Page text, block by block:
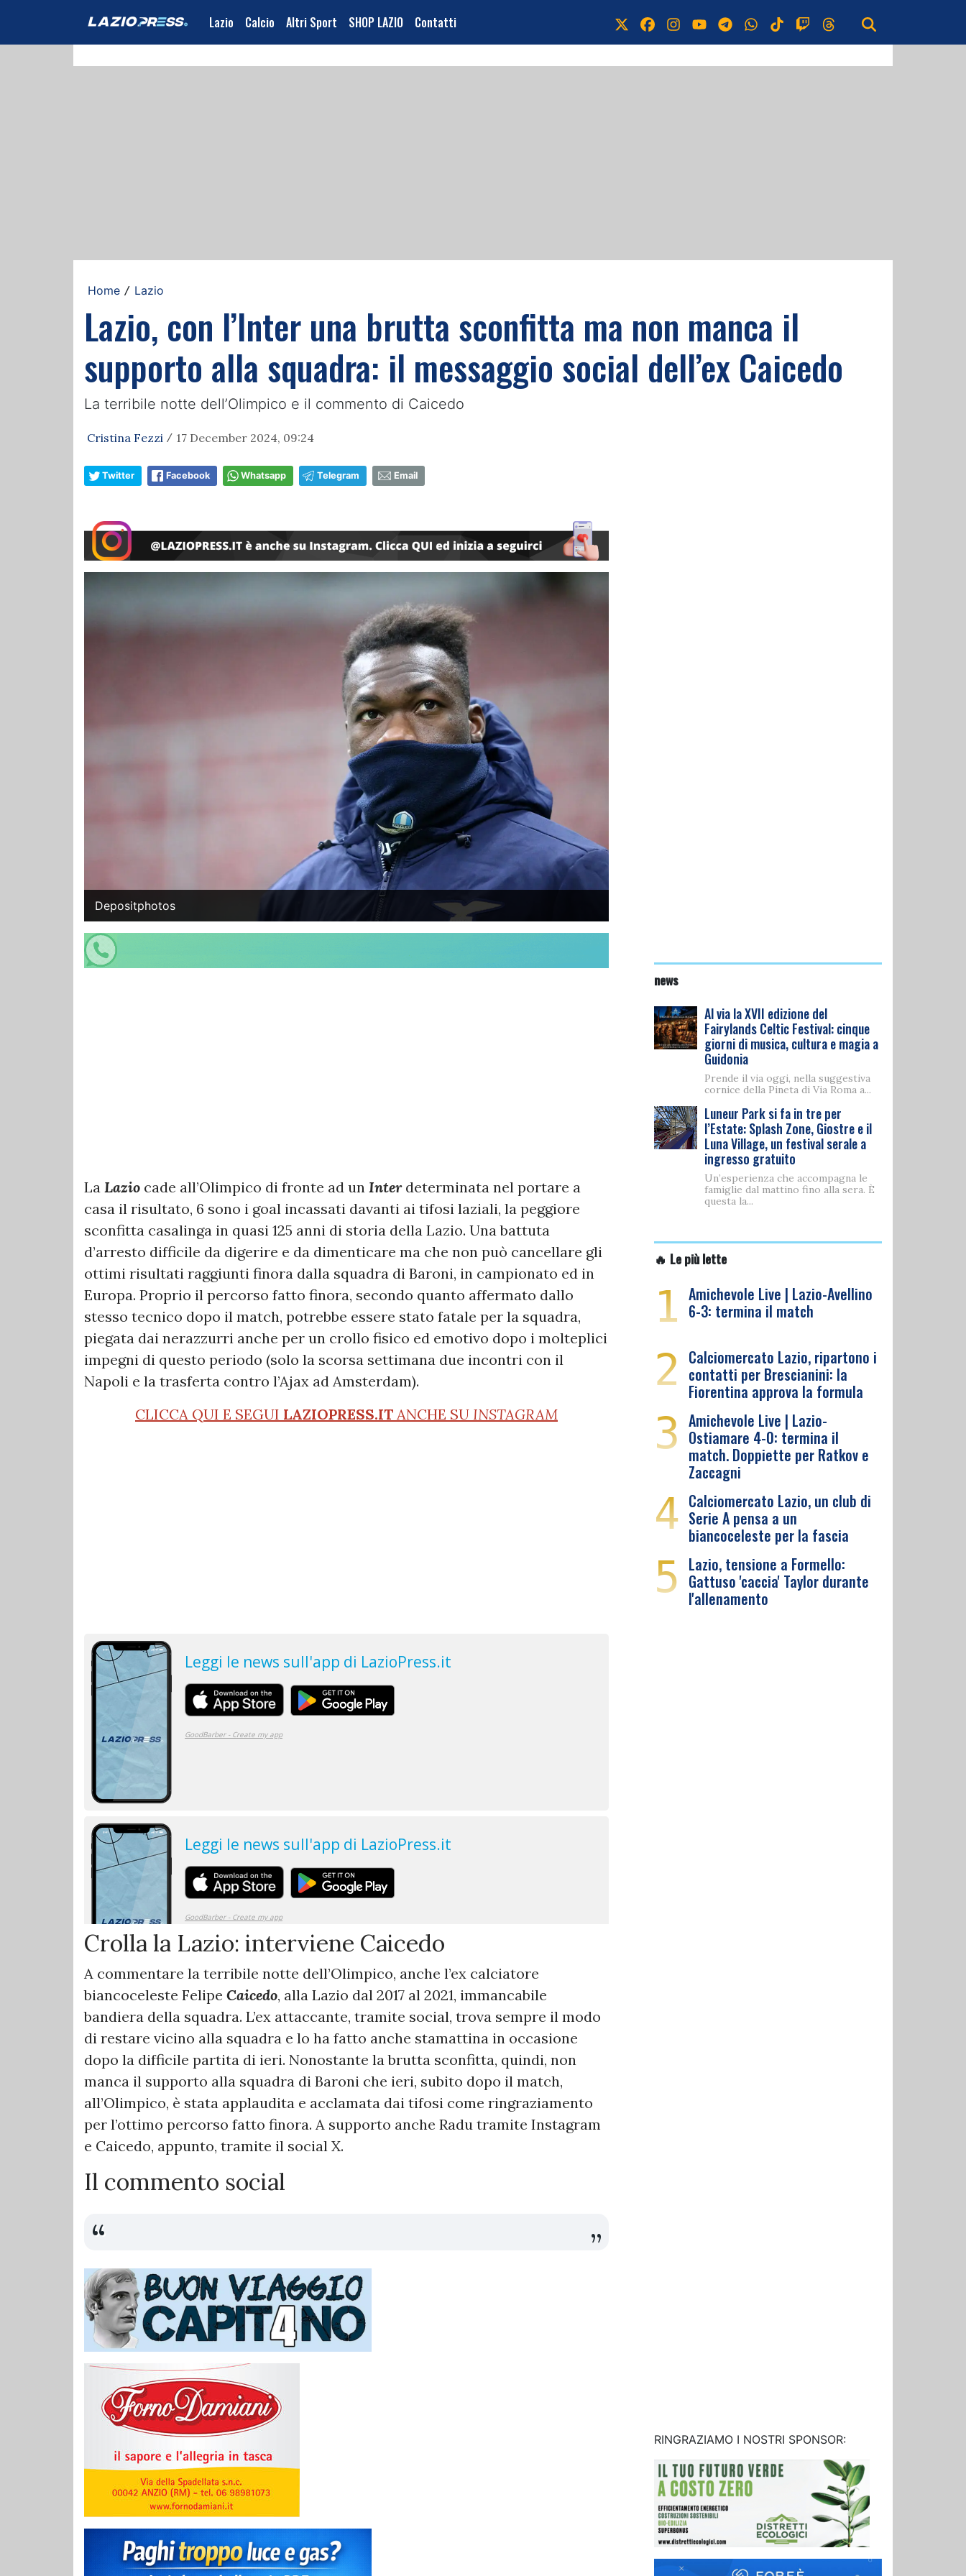
Lazio Calcio Altri Sport SHOP LAZIO Contatti
Home / Lazio
Lazio, con l’Inter una brutta sconfitta ma non manca il
supporto alla squadra: il messaggio social dell’ex Caicedo
La terribile notte dell’Olimpico e il commento di Caicedo
Cristina Fezzi / 17 December 2024, 09:24
Twitter Facebook Whatsapp Telegram Email
Depositphotos
La Lazio cade all’Olimpico di fronte ad un Interdeterminata nel portare a
casa il risultato, 6 sono i goal incassati davanti ai tifosi laziali, la peggiore
sconfitta casalinga in quasi 125 anni di storia della Lazio. Una battuta
d’arresto difficile da digerire e da dimenticare ma che non può cancellare gli
ottimi risultati raggiunti finora dalla squadra di Baroni, in campionato ed in
Europa. Proprio il percorso fatto finora, secondo quanto affermato dallo
stesso tecnico dopo il match, potrebbe essere stato fatale per la squadra,
piegata dai nerazzurri anche per un crollo fisico ed emotivo dopo i molteplici
impegni di questo periodo (solo la scorsa settimana due incontri con il
Napoli e la trasferta contro l’Ajax ad Amsterdam).
CLICCA QUI E SEGUI LAZIOPRESS.IT ANCHE SU INSTAGRAM
Crolla la Lazio: interviene Caicedo
A commentare la terribile notte dell’Olimpico, anche l’ex calciatore
biancoceleste Felipe Caicedo, alla Lazio dal 2017 al 2021, immancabile
bandiera della squadra. L’ex attaccante, tramite social, trova sempre il modo
di restare vicino alla squadra e lo ha fatto anche stamattina in occasione
dopo la difficile partita di ieri. Nonostante la brutta sconfitta, quindi, non
manca il supporto alla squadra di Baroni che ieri, subito dopo il match,
all’Olimpico, è stata applaudita e acclamata dai tifosi come ringraziamento
per l’ottimo percorso fatto finora. A supporto anche Radu tramite Instagram
e Caicedo, appunto, tramite il social X.
Il commento social
news
Al via la XVII edizione del
Fairylands Celtic Festival: cinque
giorni di musica, cultura e magia a
Guidonia
Prende il via oggi, nella suggestiva
cornice della Pineta di Via Roma a...
Luneur Park si fa in tre per
l’Estate: Splash Zone, Giostre e il
Luna Village, un festival serale a
ingresso gratuito
Un’esperienza che accompagna le
famiglie dal mattino fino alla sera. È
questa la...
🔥 Le più lette
1 Amichevole Live | Lazio-Avellino
6-3: termina il match
2 Calciomercato Lazio, ripartono i
contatti per Brescianini: la
Fiorentina approva la formula
3 Amichevole Live | Lazio-
Ostiamare 4-0: termina il
match. Doppiette per Ratkov e
Zaccagni
4 Calciomercato Lazio, un club di
Serie A pensa a un
biancoceleste per la fascia
5 Lazio, tensione a Formello:
Gattuso 'caccia' Taylor durante
l'allenamento
RINGRAZIAMO I NOSTRI SPONSOR: